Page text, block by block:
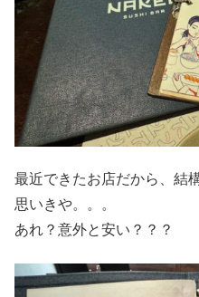
最近できたお店だから、結
思いきや。。。
あれ？意外と安い？？？